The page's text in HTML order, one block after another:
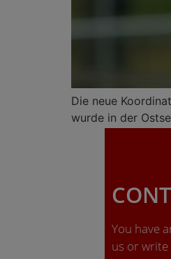
Die neue
wurde in der
You have
us or write